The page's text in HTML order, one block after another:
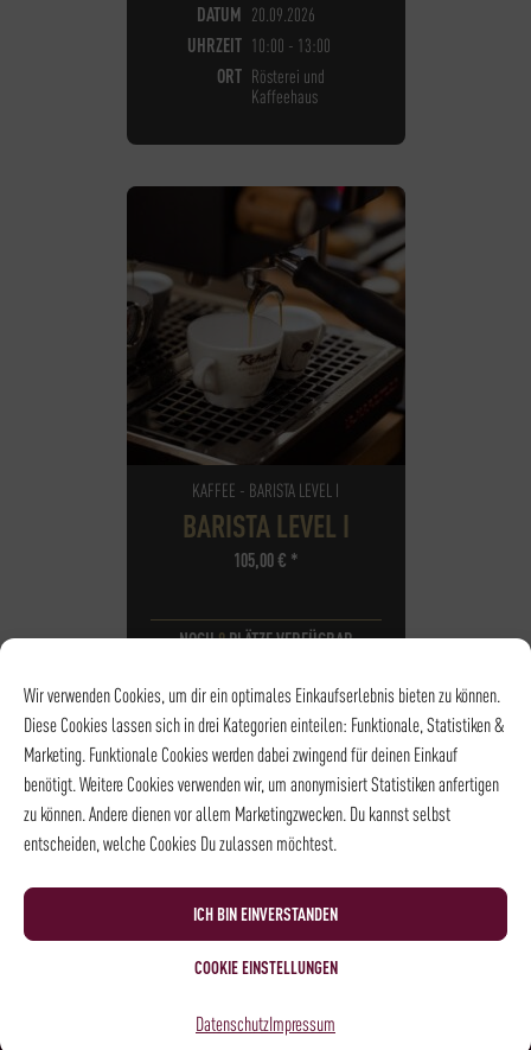
Wir verwenden Cookies, um dir ein optimales Einkaufserlebnis bieten zu können.
Diese Cookies lassen sich in drei Kategorien einteilen: Funktionale, Statistiken &
Marketing. Funktionale Cookies werden dabei zwingend für deinen Einkauf
benötigt. Weitere Cookies verwenden wir, um anonymisiert Statistiken anfertigen
zu können. Andere dienen vor allem Marketingzwecken. Du kannst selbst
entscheiden, welche Cookies Du zulassen möchtest.
ICH BIN EINVERSTANDEN
COOKIE EINSTELLUNGEN
DatenschutzImpressum
DATUM 20.09.2026
UHRZEIT 10:00 - 13:00
ORT Rösterei und
Kaffeehaus
KAFFEE - BARISTA LEVEL I
BARISTA LEVEL I
105,00€ *
NOCH8PLÄTZE VERFÜGBAR
UHRZEIT 18:15 - 21:15
ORT Rösterei und
Kaffeehaus
NEWSLETTER